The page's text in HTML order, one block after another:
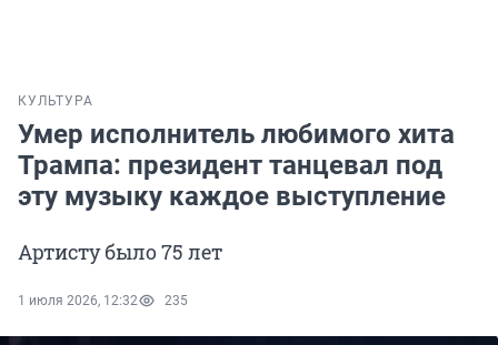
КУЛЬТУРА
Умер исполнитель любимого хита
Трампа: президент танцевал под
эту музыку каждое выступление
Артисту было 75 лет
1 июля 2026, 12:32 235